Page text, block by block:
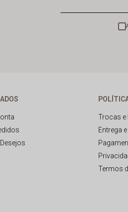
Desejos
Trocas e
Entrega
Termos